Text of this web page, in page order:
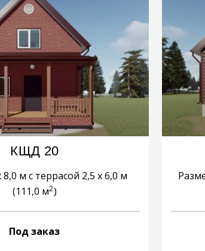
КЩД 20
8,0 м с террасой 2,5 х 6,0 м
(111,0 м2)
Под заказ